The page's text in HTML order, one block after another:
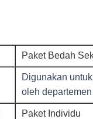
Paket Bedah
Digunakan
oleh
Paket Individu